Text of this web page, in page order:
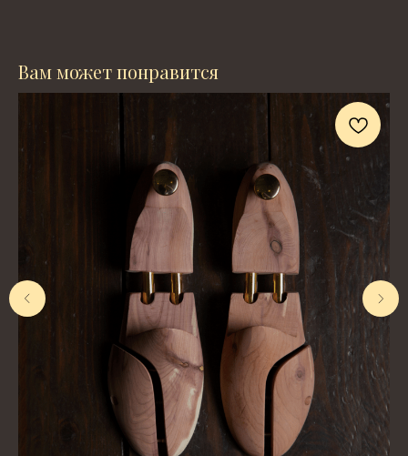
Вам может понравится